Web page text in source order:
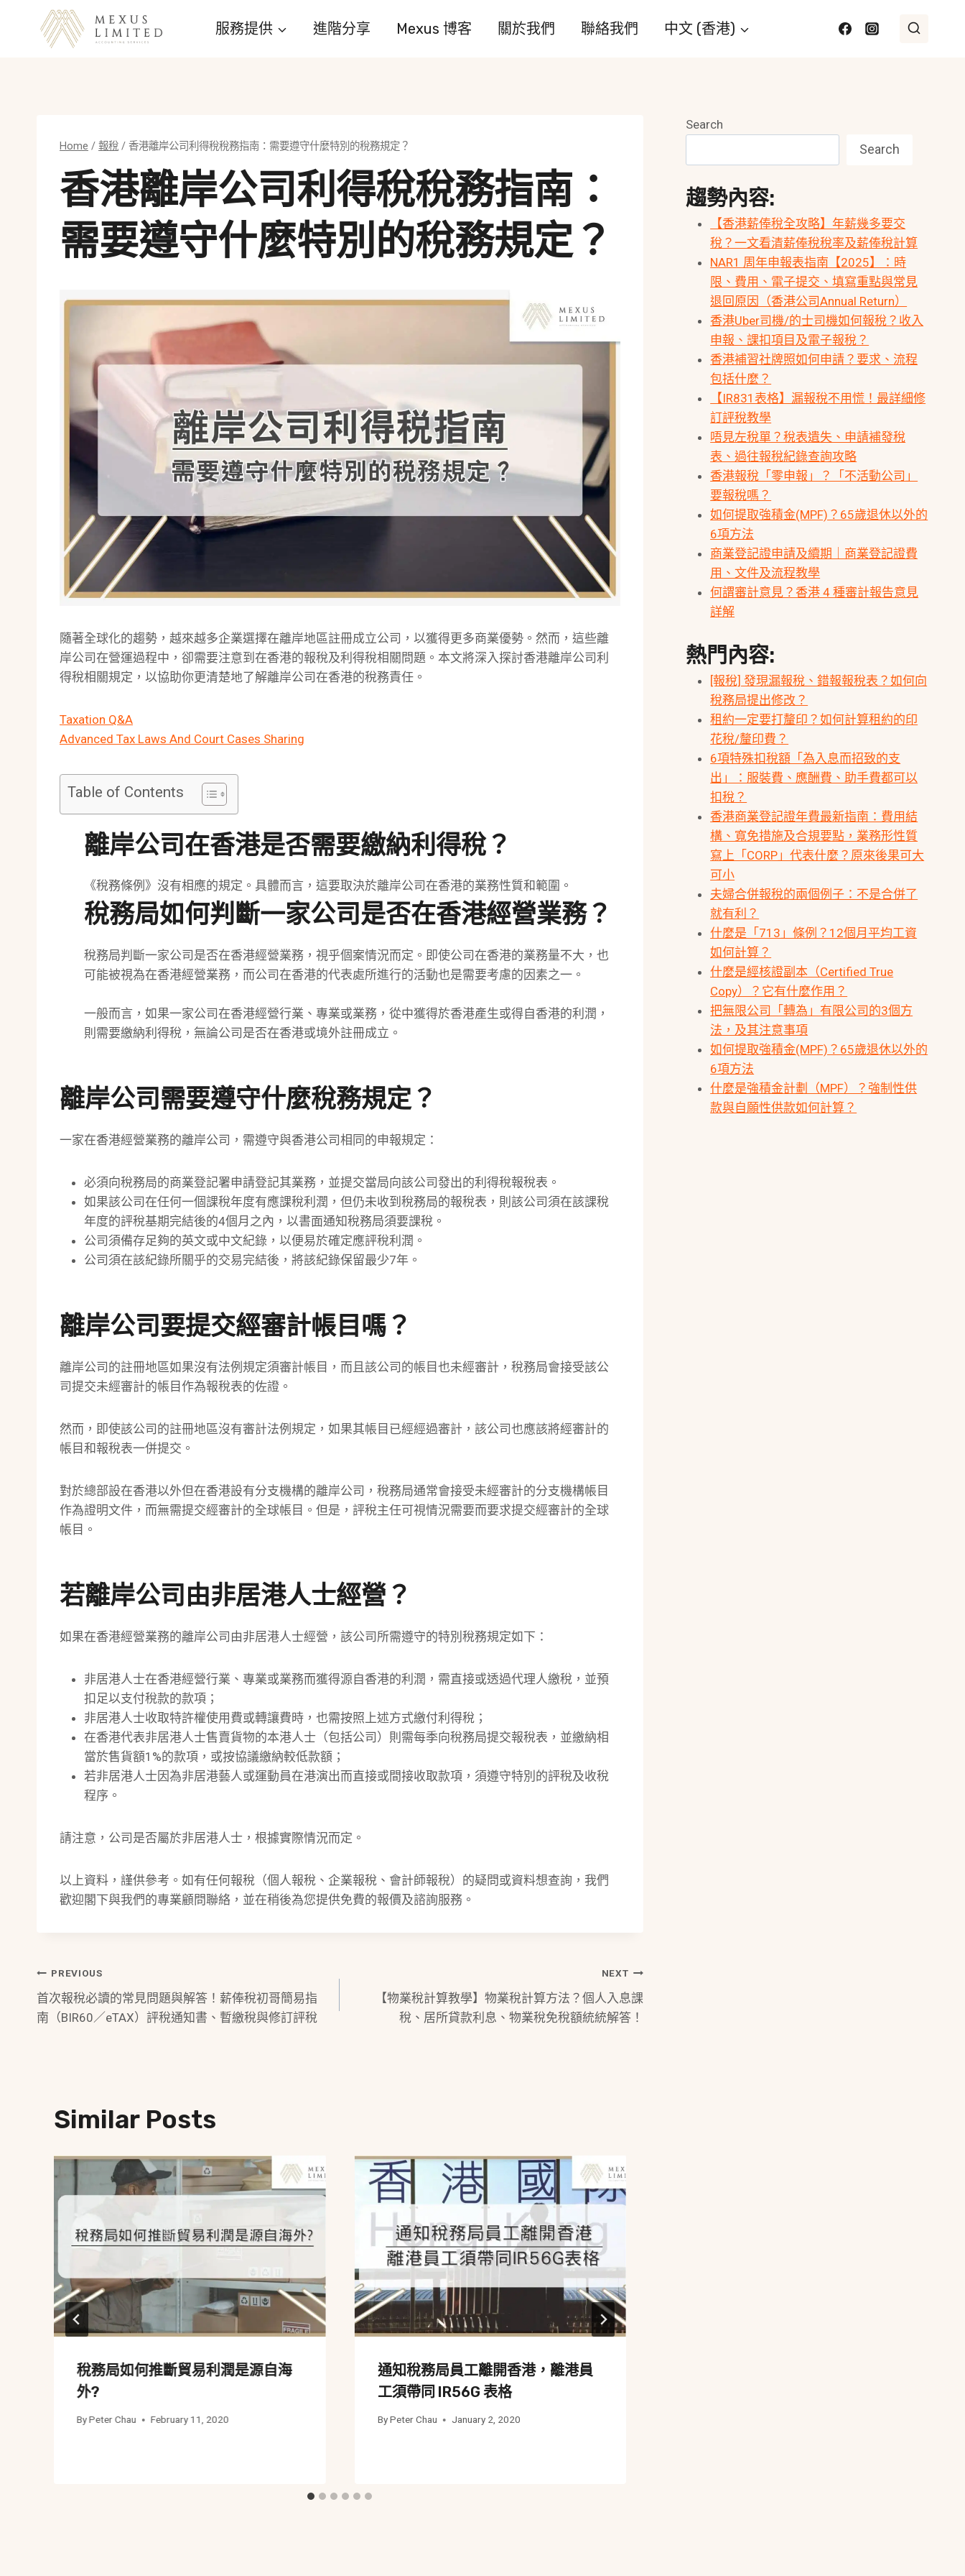
服務提供 進階分享 Mexus 博客 關於我們 聯絡我們 中文 (香港)
Home / 報稅 / 香港離岸公司利得稅稅務指南：需要遵守什麼特別的稅務規定？
香港離岸公司利得稅稅務指南：
需要遵守什麼特別的稅務規定？
隨著全球化的趨勢，越來越多企業選擇在離岸地區註冊成立公司，以獲得更多商業優勢。然而，這些離
岸公司在營運過程中，卻需要注意到在香港的報稅及利得稅相關問題。本文將深入探討香港離岸公司利
得稅相關規定，以協助你更清楚地了解離岸公司在香港的稅務責任。
Taxation Q&A
Advanced Tax Laws And Court Cases Sharing
Table of Contents
離岸公司在香港是否需要繳納利得稅？
《稅務條例》沒有相應的規定。具體而言，這要取決於離岸公司在香港的業務性質和範圍。
稅務局如何判斷一家公司是否在香港經營業務？
稅務局判斷一家公司是否在香港經營業務，視乎個案情況而定。即使公司在香港的業務量不大，也
可能被視為在香港經營業務，而公司在香港的代表處所進行的活動也是需要考慮的因素之一。
一般而言，如果一家公司在香港經營行業、專業或業務，從中獲得於香港產生或得自香港的利潤，
則需要繳納利得稅，無論公司是否在香港或境外註冊成立。
離岸公司需要遵守什麼稅務規定？
一家在香港經營業務的離岸公司，需遵守與香港公司相同的申報規定：
必須向稅務局的商業登記署申請登記其業務，並提交當局向該公司發出的利得稅報稅表。
如果該公司在任何一個課稅年度有應課稅利潤，但仍未收到稅務局的報稅表，則該公司須在該課稅
年度的評稅基期完結後的4個月之內，以書面通知稅務局須要課稅。
公司須備存足夠的英文或中文紀錄，以便易於確定應評稅利潤。
公司須在該紀錄所關乎的交易完結後，將該紀錄保留最少7年。
離岸公司要提交經審計帳目嗎？
離岸公司的註冊地區如果沒有法例規定須審計帳目，而且該公司的帳目也未經審計，稅務局會接受該公
司提交未經審計的帳目作為報稅表的佐證。
然而，即使該公司的註冊地區沒有審計法例規定，如果其帳目已經經過審計，該公司也應該將經審計的
帳目和報稅表一併提交。
對於總部設在香港以外但在香港設有分支機構的離岸公司，稅務局通常會接受未經審計的分支機構帳目
作為證明文件，而無需提交經審計的全球帳目。但是，評稅主任可視情況需要而要求提交經審計的全球
帳目。
若離岸公司由非居港人士經營？
如果在香港經營業務的離岸公司由非居港人士經營，該公司所需遵守的特別稅務規定如下：
非居港人士在香港經營行業、專業或業務而獲得源自香港的利潤，需直接或透過代理人繳稅，並預
扣足以支付稅款的款項；
非居港人士收取特許權使用費或轉讓費時，也需按照上述方式繳付利得稅；
在香港代表非居港人士售賣貨物的本港人士（包括公司）則需每季向稅務局提交報稅表，並繳納相
當於售貨額1%的款項，或按協議繳納較低款額；
若非居港人士因為非居港藝人或運動員在港演出而直接或間接收取款項，須遵守特別的評稅及收稅
程序。
請注意，公司是否屬於非居港人士，根據實際情況而定。
以上資料，謹供參考。如有任何報稅（個人報稅、企業報稅、會計師報稅）的疑問或資料想查詢，我們
歡迎閣下與我們的專業顧問聯絡，並在稍後為您提供免費的報價及諮詢服務。
Post
Navigation
PREVIOUS
首次報稅必讀的常見問題與解答！薪俸稅初哥簡易指
南（BIR60／eTAX）評稅通知書、暫繳稅與修訂評稅
NEXT
【物業稅計算教學】物業稅計算方法？個人入息課
稅、居所貸款利息、物業稅免稅額統統解答！
Similar Posts
稅務局如何推斷貿易利潤是源自海
外?
ByPeter Chau February 11, 2020
通知稅務局員工離開香港，離港員
工須帶同 IR56G 表格
By Peter Chau January 2, 2020
Search
Search
趨勢內容:
【香港薪俸稅全攻略】年薪幾多要交
稅？一文看清薪俸稅稅率及薪俸稅計算
NAR1 周年申報表指南【2025】：時
限、費用、電子提交、填寫重點與常見
退回原因（香港公司Annual Return）
香港Uber司機/的士司機如何報稅？收入
申報、課扣項目及電子報稅？
香港補習社牌照如何申請？要求、流程
包括什麼？
【IR831表格】漏報稅不用慌！最詳細修
訂評稅教學
唔見左稅單？稅表遺失、申請補發稅
表、過往報稅紀錄查詢攻略
香港報稅「零申報」？「不活動公司」
要報稅嗎？
如何提取強積金(MPF)？65歲退休以外的
6項方法
商業登記證申請及續期｜商業登記證費
用、文件及流程教學
何謂審計意見？香港 4 種審計報告意見
詳解
熱門內容:
[報稅] 發現漏報稅、錯報報稅表？如何向
稅務局提出修改？
租約一定要打釐印？如何計算租約的印
花稅/釐印費？
6項特殊扣稅額「為入息而招致的支
出」：服裝費、應酬費、助手費都可以
扣稅？
香港商業登記證年費最新指南：費用結
構、寬免措施及合規要點，業務形性質
寫上「CORP」代表什麼？原來後果可大
可小
夫婦合併報稅的兩個例子：不是合併了
就有利？
什麼是「713」條例？12個月平均工資
如何計算？
什麼是經核證副本（Certified True
Copy）？它有什麼作用？
把無限公司「轉為」有限公司的3個方
法，及其注意事項
如何提取強積金(MPF)？65歲退休以外的
6項方法
什麼是強積金計劃（MPF）？強制性供
款與自願性供款如何計算？